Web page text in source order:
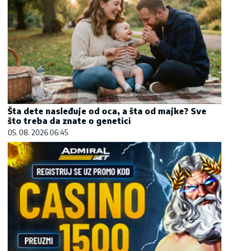
Šta dete nasleđuje od oca, a šta od majke? Sve
što treba da znate o genetici
05. 08. 2026 06:45